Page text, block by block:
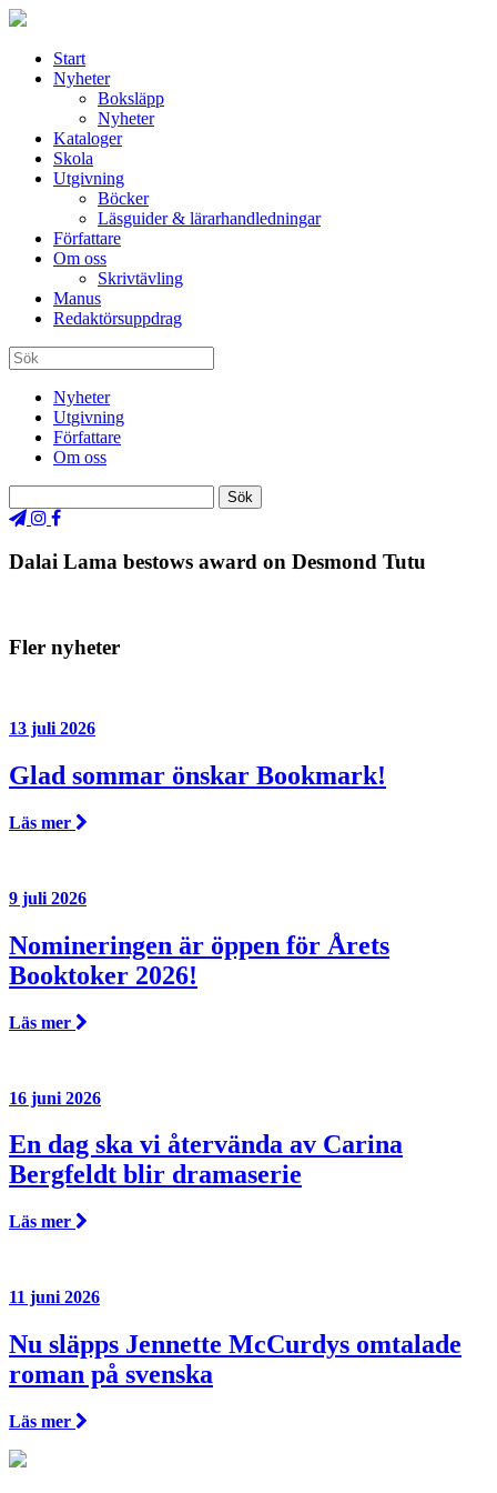
Start
Nyheter
Boksläpp
Nyheter
Kataloger
Skola
Utgivning
Böcker
Läsguider & lärarhandledningar
Författare
Om oss
Skrivtävling
Manus
Redaktörsuppdrag
Nyheter
Utgivning
Författare
Om oss
Dalai Lama bestows award on Desmond Tutu
Fler nyheter
13 juli 2026
Glad sommar önskar Bookmark!
Läs mer
9 juli 2026
Nomineringen är öppen för Årets
Booktoker 2026!
Läs mer
16 juni 2026
En dag ska vi återvända av Carina
Bergfeldt blir dramaserie
Läs mer
11 juni 2026
Nu släpps Jennette McCurdys omtalade
roman på svenska
Läs mer